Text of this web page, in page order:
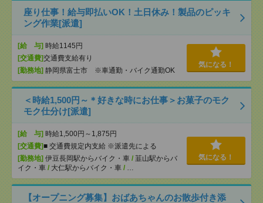
座り仕事！給与即払いOK！土日休み！製品のピッキ
ング作業[派遣]
[給 与] 時給1145円
[交通費]交通費支給有り
[勤務地] 静岡県富士市 ※車通勤・バイク通勤OK
気になる！
＜時給1,500円～＊好きな時にお仕事＞お菓子のモク
モク仕分け[派遣]
[給 与] 時給1,500円～1,875円
[交通費]■ 交通費規定内支給 ※派遣先による
[勤務地] 伊豆長岡駅からバイク・車 / 韮山駅からバ
イク・車 / 大仁駅からバイク・車 / …
気になる！
【オープニング募集】おばあちゃんのお散歩付き添